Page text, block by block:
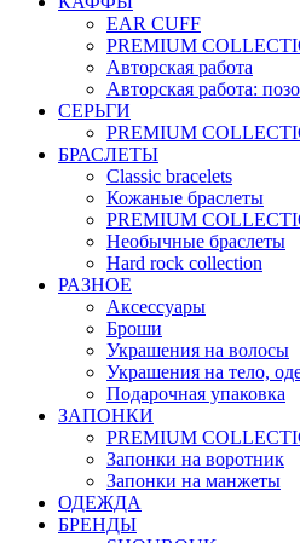
EAR CUFF
PREMIUM
Авторская работа
Авторская работа:
СЕРЬГИ
PREMIUM
БРАСЛЕТЫ
Classic bracelets
Кожаные браслеты
PREMIUM
Необычные браслеты
Hard rock collection
РАЗНОЕ
Аксессуары
Броши
Украшения на волосы
Украшения на тело,
Подарочная упаковка
ЗАПОНКИ
PREMIUM
Запонки на воротник
Запонки на манжеты
ОДЕЖДА
БРЕНДЫ